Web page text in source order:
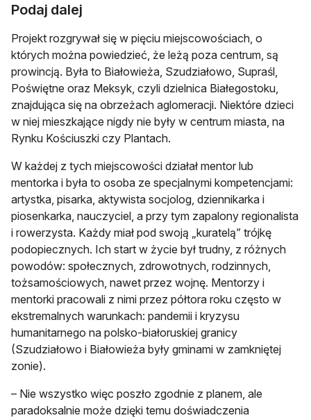
Podaj dalej
Projekt rozgrywał się w pięciu miejscowościach, o
których można powiedzieć, że leżą poza centrum, są
prowincją. Była to Białowieża, Szudziałowo, Supraśl,
Poświętne oraz Meksyk, czyli dzielnica Białegostoku,
znajdująca się na obrzeżach aglomeracji. Niektóre dzieci
w niej mieszkające nigdy nie były w centrum miasta, na
Rynku Kościuszki czy Plantach.
W każdej z tych miejscowości działał mentor lub
mentorka i była to osoba ze specjalnymi kompetencjami:
artystka, pisarka, aktywista socjolog, dziennikarka i
piosenkarka, nauczyciel, a przy tym zapalony regionalista
i rowerzysta. Każdy miał pod swoją „kuratelą” trójkę
podopiecznych. Ich start w życie był trudny, z różnych
powodów: społecznych, zdrowotnych, rodzinnych,
tożsamościowych, nawet przez wojnę. Mentorzy i
mentorki pracowali z nimi przez półtora roku często w
ekstremalnych warunkach: pandemii i kryzysu
humanitarnego na polsko-białoruskiej granicy
(Szudziałowo i Białowieża były gminami w zamkniętej
zonie).
– Nie wszystko więc poszło zgodnie z planem, ale
paradoksalnie może dzięki temu doświadczenia